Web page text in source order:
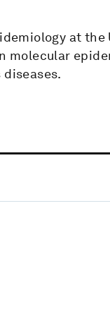
at
molecular